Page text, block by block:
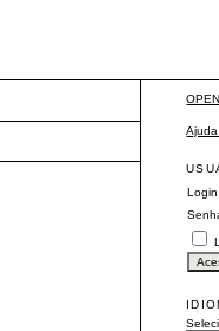
Login